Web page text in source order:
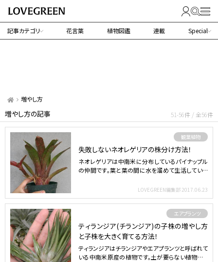
記事カテゴリ 花言葉 植物図鑑 連載 Special
増やし方
増やし方の記事 51-56件 / 全56件
観葉植物
失敗しないネオレゲリアの株分け方法！
ネオレゲリアは中南米に分布しているパイナップル
の仲間です。葉と葉の間に水を溜めて生活していま
LOVEGREEN編集部 2017.06.23
エアプランツ
ティランジア(チランジア)の子株の増やし方
と子株を大きく育てる方法！
ティランジアはチランジアやエアプランツと呼ばれて
いる中南米原産の植物です。土が要らない植物とし